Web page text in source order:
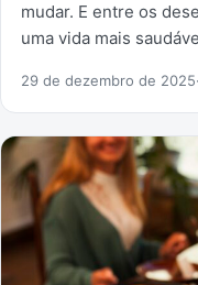
mudar. E entre os
uma vida mais
29 de dezembro de 2025·